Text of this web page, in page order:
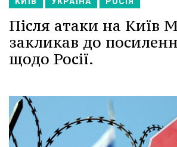
Після атаки на Київ
закликав до
щодо Росії.